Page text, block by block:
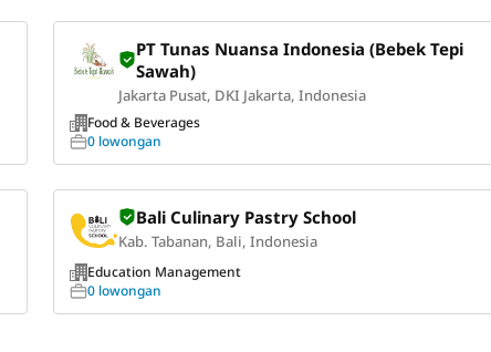
PT Tunas Nuansa Indonesia (Bebek Tepi
Sawah)
Jakarta Pusat, DKI Jakarta, Indonesia
Food & Beverages
0 lowongan
Bali Culinary Pastry School
Kab. Tabanan, Bali, Indonesia
Education Management
0 lowongan